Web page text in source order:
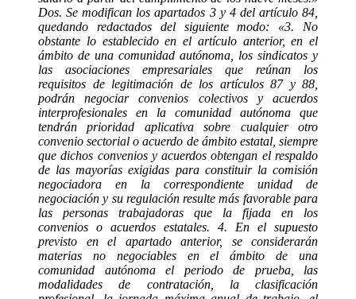
Dos. Se modifican los apartados 3 y 4 del artículo 84,
quedando redactados del siguiente modo: «3. No
obstante lo establecido en el artículo anterior, en el
ámbito de una comunidad autónoma, los sindicatos y
las asociaciones empresariales que reúnan los
requisitos de legitimación de los artículos 87 y 88,
podrán negociar convenios colectivos y acuerdos
interprofesionales en la comunidad autónoma que
tendrán prioridad aplicativa sobre cualquier otro
convenio sectorial o acuerdo de ámbito estatal, siempre
que dichos convenios y acuerdos obtengan el respaldo
de las mayorías exigidas para constituir la comisión
negociadora en la correspondiente unidad de
negociación y su regulación resulte más favorable para
las personas trabajadoras que la fijada en los
convenios o acuerdos estatales. 4. En el supuesto
previsto en el apartado anterior, se considerarán
materias no negociables en el ámbito de una
comunidad autónoma el periodo de prueba, las
modalidades de contratación, la clasificación